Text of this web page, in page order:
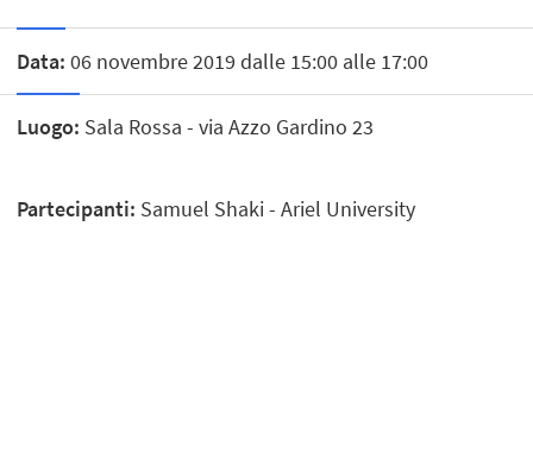
Data: 06 novembre 2019 dalle 15:00 alle 17:00
Luogo: Sala Rossa - via Azzo Gardino 23
Partecipanti: Samuel Shaki - Ariel University